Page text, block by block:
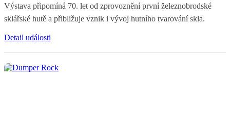
Výstava připomíná 70. let od zprovoznění první železnobrodské
sklářské hutě a přibližuje vznik i vývoj hutního tvarování skla.
Detail události